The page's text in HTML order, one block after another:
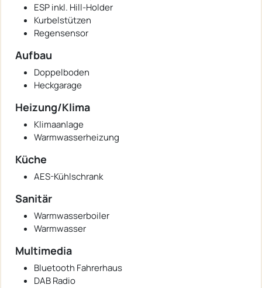
ESP inkl. Hill-Holder
Kurbelstützen
Regensensor
Aufbau
Doppelboden
Heckgarage
Heizung/Klima
Klimaanlage
Warmwasserheizung
Küche
AES-Kühlschrank
Sanitär
Warmwasserboiler
Warmwasser
Multimedia
Bluetooth Fahrerhaus
DAB Radio